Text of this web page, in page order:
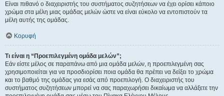
Είναι πιθανό ο διαχειριστής του συστήματος συζητήσεων να έχει ορίσει κάποιο
χρώμα στα μέλη μιας ομάδας μελών ώστε να είναι εύκολο να εντοπιστούν τα
μέλη αυτής της ομάδας.
Κορυφή
Τι είναι η “Προεπιλεγμένη ομάδα μελών”;
Εάν είστε μέλος σε παραπάνω από μια ομάδα μελών, η προεπιλεγμένη σας
χρησιμοποιείται για να προσδιορίσει ποια ομάδα θα πρέπει να δείξει το χρώμα
και το βαθμό της ομάδας για εσάς από προεπιλογή. Ο διαχειριστής του
συστήματος συζητήσεων μπορεί να σας παραχωρήσει δικαίωμα να αλλάξετε την